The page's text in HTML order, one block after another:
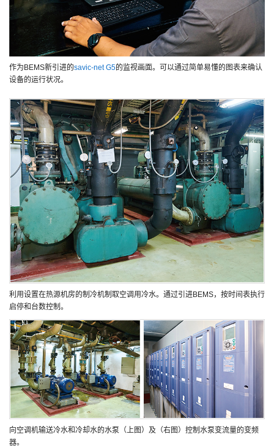
作为BEMS新引进的savic-net G5的监视画面。可以通过简单易懂的图表来确认
设备的运行状况。
利用设置在热源机房的制冷机制取空调用冷水。通过引进BEMS，按时间表执行
启停和台数控制。
向空调机输送冷水和冷却水的水泵（上图）及（右图）控制水泵变流量的变频
器。